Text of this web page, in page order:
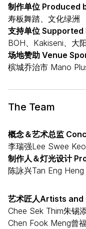
制作单位 Produced
寿板舞踏、文化绿洲
支持单位 Supported
BOH、Kakiseni、大
场地赞助 Venue
槟城乔治市 Mano
The Team
概念＆艺术总监
李瑞强Lee Swee
制作人＆灯光设计
陈詠兴Tan Eng Heng
艺术匠人Artists
Chee Sek Thim朱锡
Chen Fook Meng曾